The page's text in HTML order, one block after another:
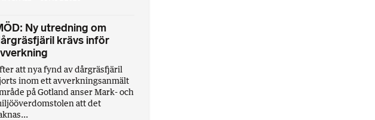
Ny utredning om
krävs inför
att nya fynd av dårgräsfjäril
inom ett avverkningsanmält
på Gotland anser Mark- och
att det